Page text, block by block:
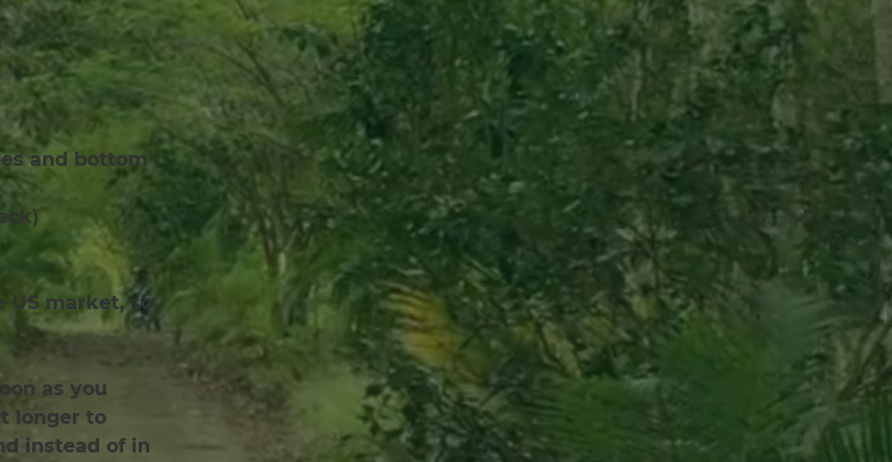
and bottom
US market, so
as you
longer to
instead of in